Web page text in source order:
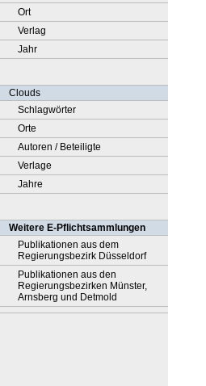
Ort
Verlag
Jahr
Clouds
Schlagwörter
Orte
Autoren / Beteiligte
Verlage
Jahre
Weitere E-Pflichtsammlungen
Publikationen aus dem
Regierungsbezirk Düsseldorf
Publikationen aus den
Regierungsbezirken Münster,
Arnsberg und Detmold